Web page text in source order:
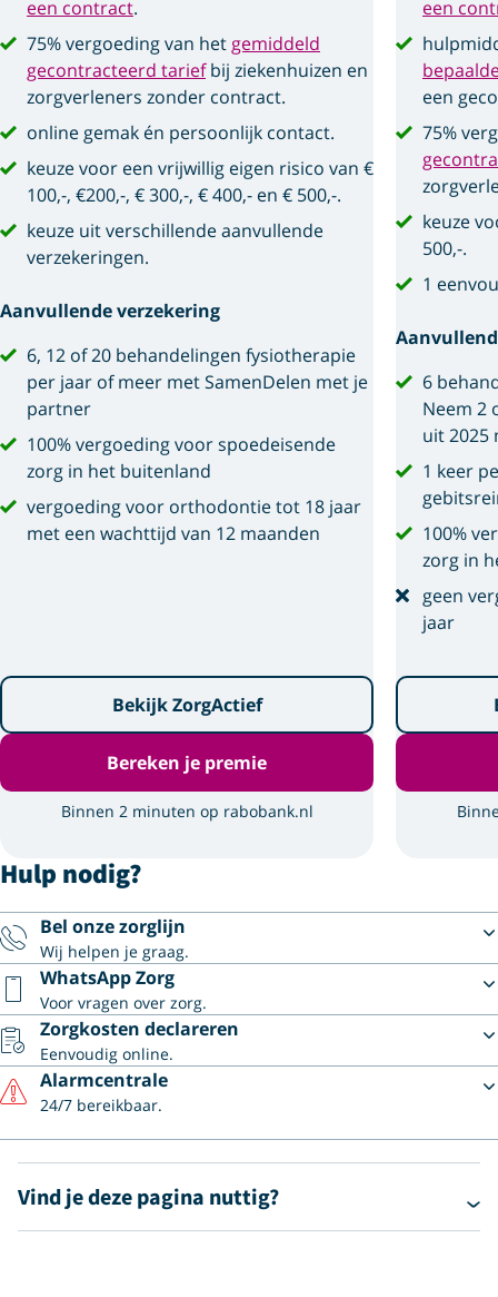
een contract.
75% vergoeding van het gemiddeld
gecontracteerd tariefbij ziekenhuizen en
zorgverleners zonder contract.
online gemak én persoonlijk contact.
keuze voor een vrijwillig eigen risico van €
100,-, €200,-, € 300,-, € 400,- en € 500,-.
keuze uit verschillende aanvullende
verzekeringen.
Aanvullende verzekering
6, 12 of 20 behandelingen fysiotherapie
per jaar of meer met SamenDelen met je
partner
100% vergoeding voor spoedeisende
zorg in het buitenland
vergoeding voor orthodontie tot 18 jaar
met een wachttijd van 12 maanden
Bekijk ZorgActief
Bereken je premie
Binnen 2 minuten op rabobank.nl
een
een
75%
keuze
500,-.
1
6
Neem 2
uit 2025
1 keer
100%
zorg in
geen
jaar
Hulp nodig?
Bel onze zorglijn
Wij helpen je graag.
WhatsApp Zorg
Voor vragen over zorg.
Zorgkosten declareren
Eenvoudig online.
Alarmcentrale
24/7 bereikbaar.
Vind je deze pagina nuttig?